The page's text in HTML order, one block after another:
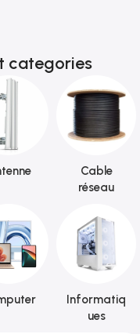
categories
Cable
réseau
Informatiq
ues